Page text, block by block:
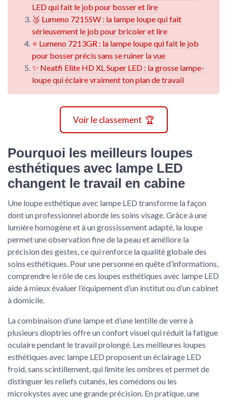
LED qui fait le job pour bosser et lire
🥉 Lumeno 7215SW : la lampe loupe qui fait
sérieusement le job pour bricoler et lire
⭐ Lumeno 7213GR : la lampe loupe qui fait le job
pour bosser précis sans se ruiner la vue
✨ Neatfi Elite HD XL Super LED : la grosse lampe-
loupe qui éclaire vraiment ton plan de travail
Voir le classement 🏆
Pourquoi les meilleurs loupes
esthétiques avec lampe LED
changent le travail en cabine
Une loupe esthétique avec lampe LED transforme la façon
dont un professionnel aborde les soins visage. Grâce à une
lumière homogène et à un grossissement adapté, la loupe
permet une observation fine de la peau et améliore la
précision des gestes, ce qui renforce la qualité globale des
soins esthétiques. Pour une personne en quête d’informations,
comprendre le rôle de ces loupes esthétiques avec lampe LED
aide à mieux évaluer l’équipement d’un institut ou d’un cabinet
à domicile.
La combinaison d’une lampe et d’une lentille de verre à
plusieurs dioptries offre un confort visuel qui réduit la fatigue
oculaire pendant le travail prolongé. Les meilleures loupes
esthétiques avec lampe LED proposent un éclairage LED
froid, sans scintillement, qui limite les ombres et permet de
distinguer les reliefs cutanés, les comédons ou les
microkystes avec une grande précision. En pratique, une